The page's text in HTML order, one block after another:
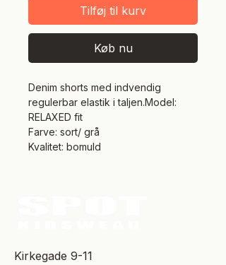
Tilføj til kurv
Køb nu
Denim shorts med indvendig
regulerbar elastik i taljen.Model:
RELAXED fit
Farve: sort/ grå
Kvalitet: bomuld
​Kirkegade 9-11